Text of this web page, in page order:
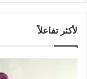
لأكثر تفاعلاً